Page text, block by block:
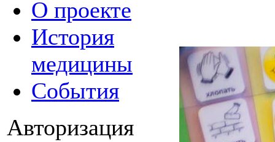
О проекте
История
медицины
События
Авторизация